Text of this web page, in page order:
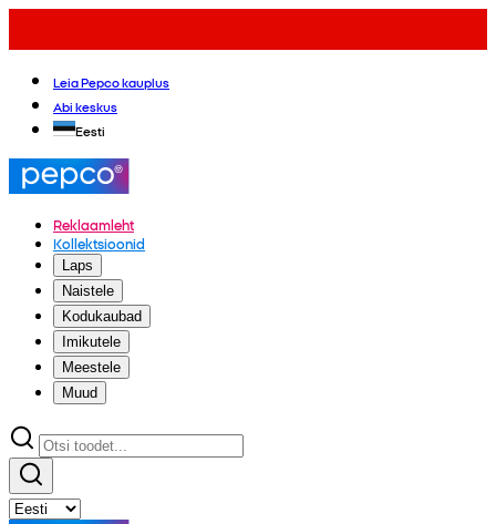
Leia Pepco kauplus
Abi keskus
Eesti
Reklaamleht
Kollektsioonid
Laps
Naistele
Kodukaubad
Imikutele
Meestele
Muud